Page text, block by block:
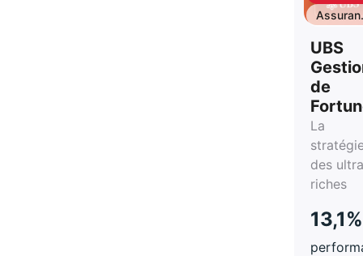
UBS
de
La
des
riches
13,1%